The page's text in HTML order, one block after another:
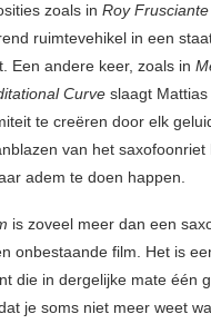
zoals in Roy Frusciante
ruimtevehikel in een
Een andere keer, zoals in
Curve slaagt
te creëren door elk
van het
adem te doen happen.
is zoveel meer dan een
onbestaande film. Het is
die in dergelijke mate één
je soms niet meer weet